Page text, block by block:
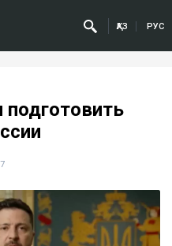
ҚАЗ РУС
подготовить